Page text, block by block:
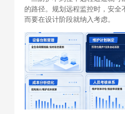
的路径。规划远程监控时，安全
而要在设计阶段就纳入考虑。